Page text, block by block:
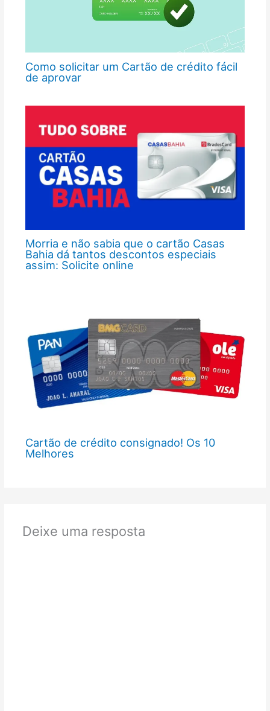
Como solicitar um Cartão de crédito fácil
de aprovar
Morria e não sabia que o cartão Casas
Bahia dá tantos descontos especiais
assim: Solicite online
Cartão de crédito consignado! Os 10
Melhores
Deixe uma resposta